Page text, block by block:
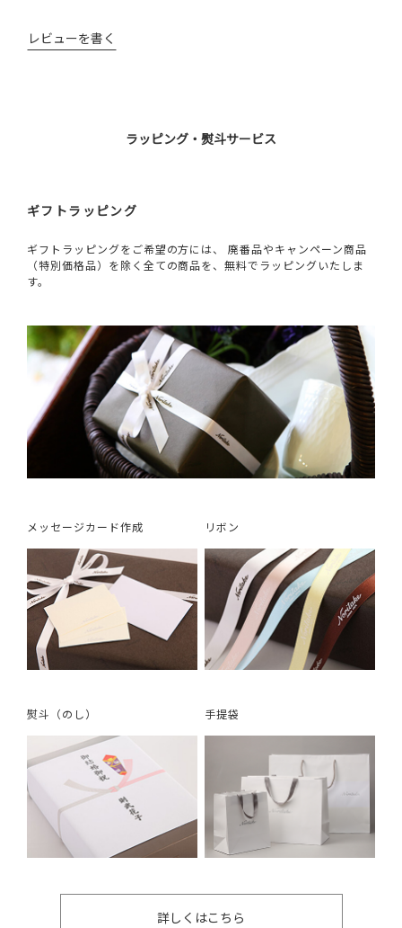
レビューを書く
ラッピング・熨斗サービス
ギフトラッピング
ギフトラッピングをご希望の方には、 廃番品やキャンペーン商品
（特別価格品）を除く全ての商品を、無料でラッピングいたしま
す。
メッセージカード作成 リボン
熨斗（のし） 手提袋
詳しくはこちら